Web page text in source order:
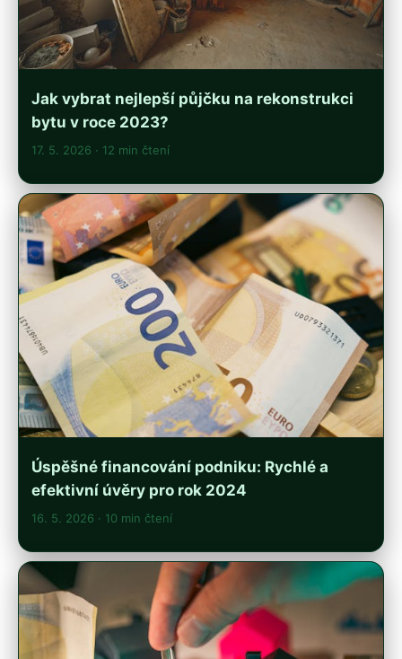
Jak vybrat nejlepší půjčku na rekonstrukci
bytu v roce 2023?
17. 5. 2026 · 12 min čtení
Úspěšné financování podniku: Rychlé a
efektivní úvěry pro rok 2024
16. 5. 2026 · 10 min čtení